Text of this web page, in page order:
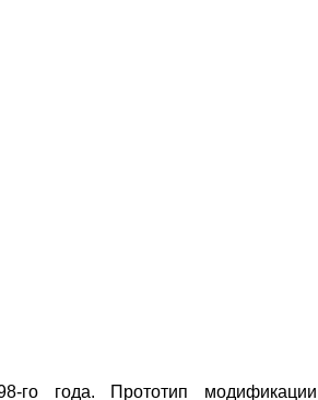
года. Прототип модификации